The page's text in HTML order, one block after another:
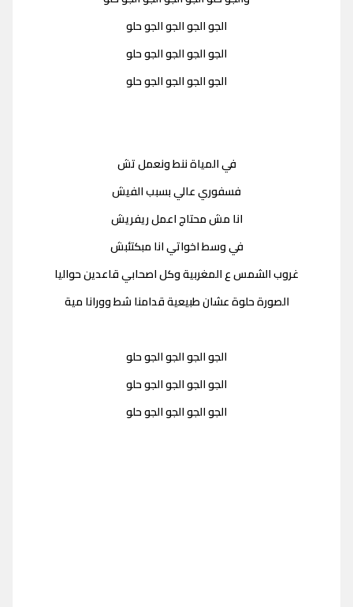
الجو الجو الجو الجو حلو
الجو الجو الجو الجو حلو
الجو الجو الجو الجو حلو
في المياة ننط ونعمل تش
فسفوري عالي بسبب الفيش
انا مش محتاج اعمل ريفريش
في وسط اخواتي انا مبكتئبش
غروب الشمس ع المغربية وكل اصحابي قاعدين حواليا
الصورة حلوة عشان طبيعية قدامنا شط وورانا مية
الجو الجو الجو الجو حلو
الجو الجو الجو الجو حلو
الجو الجو الجو الجو حلو